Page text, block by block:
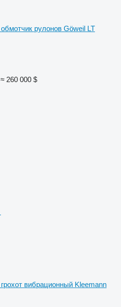
обмотчик рулонов Göweil LT
≈ 260 000 $
грохот вибрационный Kleemann